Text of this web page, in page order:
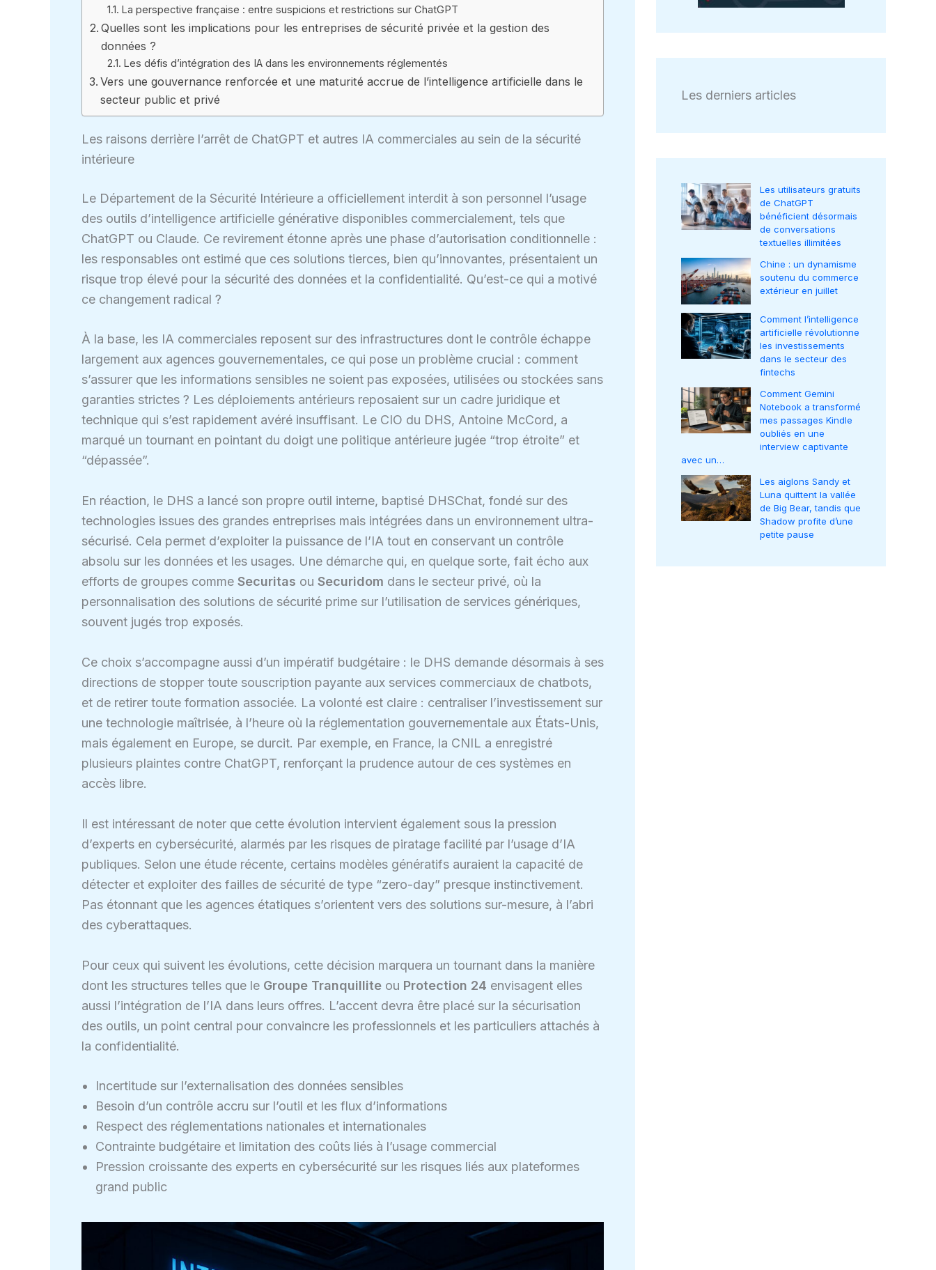
La perspective française : entre suspicions et restrictions sur ChatGPT
Quelles sont les implications pour les entreprises de sécurité privée et la gestion des
données ?
Les défis d’intégration des IA dans les environnements réglementés
Vers une gouvernance renforcée et une maturité accrue de l’intelligence artificielle dans le
secteur public et privé
Les raisons derrière l’arrêt de ChatGPT et autres IA commerciales au sein de la sécurité
intérieure
Le Département de la Sécurité Intérieure a officiellement interdit à son personnel l’usage
des outils d’intelligence artificielle générative disponibles commercialement, tels que
ChatGPT ou Claude. Ce revirement étonne après une phase d’autorisation conditionnelle :
les responsables ont estimé que ces solutions tierces, bien qu’innovantes, présentaient un
risque trop élevé pour la sécurité des données et la confidentialité. Qu’est-ce qui a motivé
ce changement radical ?
À la base, les IA commerciales reposent sur des infrastructures dont le contrôle échappe
largement aux agences gouvernementales, ce qui pose un problème crucial : comment
s’assurer que les informations sensibles ne soient pas exposées, utilisées ou stockées sans
garanties strictes ? Les déploiements antérieurs reposaient sur un cadre juridique et
technique qui s’est rapidement avéré insuffisant. Le CIO du DHS, Antoine McCord, a
marqué un tournant en pointant du doigt une politique antérieure jugée “trop étroite” et
“dépassée”.
En réaction, le DHS a lancé son propre outil interne, baptisé DHSChat, fondé sur des
technologies issues des grandes entreprises mais intégrées dans un environnement ultra-
sécurisé. Cela permet d’exploiter la puissance de l’IA tout en conservant un contrôle
absolu sur les données et les usages. Une démarche qui, en quelque sorte, fait écho aux
efforts de groupes comme Securitas ou Securidom dans le secteur privé, où la
personnalisation des solutions de sécurité prime sur l’utilisation de services génériques,
souvent jugés trop exposés.
Ce choix s’accompagne aussi d’un impératif budgétaire : le DHS demande désormais à ses
directions de stopper toute souscription payante aux services commerciaux de chatbots,
et de retirer toute formation associée. La volonté est claire : centraliser l’investissement sur
une technologie maîtrisée, à l’heure où la réglementation gouvernementale aux États-Unis,
mais également en Europe, se durcit. Par exemple, en France, la CNIL a enregistré
plusieurs plaintes contre ChatGPT, renforçant la prudence autour de ces systèmes en
accès libre.
Il est intéressant de noter que cette évolution intervient également sous la pression
d’experts en cybersécurité, alarmés par les risques de piratage facilité par l’usage d’IA
publiques. Selon une étude récente, certains modèles génératifs auraient la capacité de
détecter et exploiter des failles de sécurité de type “zero-day” presque instinctivement.
Pas étonnant que les agences étatiques s’orientent vers des solutions sur-mesure, à l’abri
des cyberattaques.
Pour ceux qui suivent les évolutions, cette décision marquera un tournant dans la manière
dont les structures telles que le Groupe Tranquillite ou Protection 24 envisagent elles
aussi l’intégration de l’IA dans leurs offres. L’accent devra être placé sur la sécurisation
des outils, un point central pour convaincre les professionnels et les particuliers attachés à
la confidentialité.
Incertitude sur l’externalisation des données sensibles
Besoin d’un contrôle accru sur l’outil et les flux d’informations
Respect des réglementations nationales et internationales
Contrainte budgétaire et limitation des coûts liés à l’usage commercial
Pression croissante des experts en cybersécurité sur les risques liés aux plateformes
grand public
Les derniers articles
Les utilisateurs gratuits
de ChatGPT
bénéficient désormais
de conversations
textuelles illimitées
Chine : un dynamisme
soutenu du commerce
extérieur en juillet
Comment l’intelligence
artificielle révolutionne
les investissements
dans le secteur des
fintechs
Comment Gemini
Notebook a transformé
mes passages Kindle
oubliés en une
interview captivante
avec un…
Les aiglons Sandy et
Luna quittent la vallée
de Big Bear, tandis que
Shadow profite d’une
petite pause